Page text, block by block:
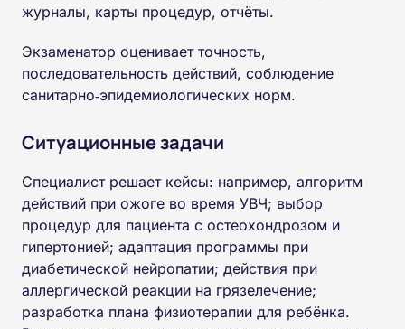
журналы, карты процедур, отчёты.
Экзаменатор оценивает точность,
последовательность действий, соблюдение
санитарно‑эпидемиологических норм.
Ситуационные задачи
Специалист решает кейсы: например, алгоритм
действий при ожоге во время УВЧ; выбор
процедур для пациента с остеохондрозом и
гипертонией; адаптация программы при
диабетической нейропатии; действия при
аллергической реакции на грязелечение;
разработка плана физиотерапии для ребёнка.